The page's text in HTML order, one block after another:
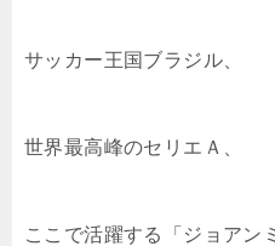
サッカー王国ブラジル、
世界最高峰のセリエＡ、
ここで活躍する「ジョアン